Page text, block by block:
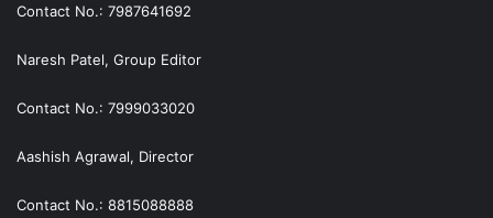
Contact No.: 7987641692
Naresh Patel, Group Editor
Contact No.: 7999033020
Aashish Agrawal, Director
Contact No.: 8815088888